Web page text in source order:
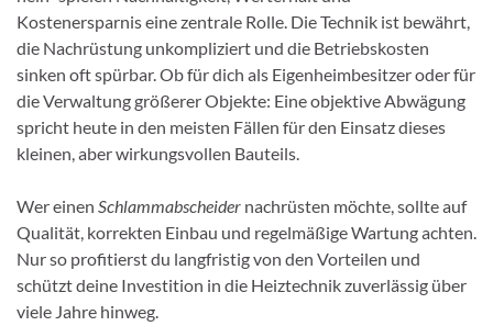
Kostenersparnis eine zentrale Rolle. Die Technik ist bewährt,
die Nachrüstung unkompliziert und die Betriebskosten
sinken oft spürbar. Ob für dich als Eigenheimbesitzer oder für
die Verwaltung größerer Objekte: Eine objektive Abwägung
spricht heute in den meisten Fällen für den Einsatz dieses
kleinen, aber wirkungsvollen Bauteils.
Wer einen Schlammabscheider nachrüsten möchte, sollte auf
Qualität, korrekten Einbau und regelmäßige Wartung achten.
Nur so profitierst du langfristig von den Vorteilen und
schützt deine Investition in die Heiztechnik zuverlässig über
viele Jahre hinweg.